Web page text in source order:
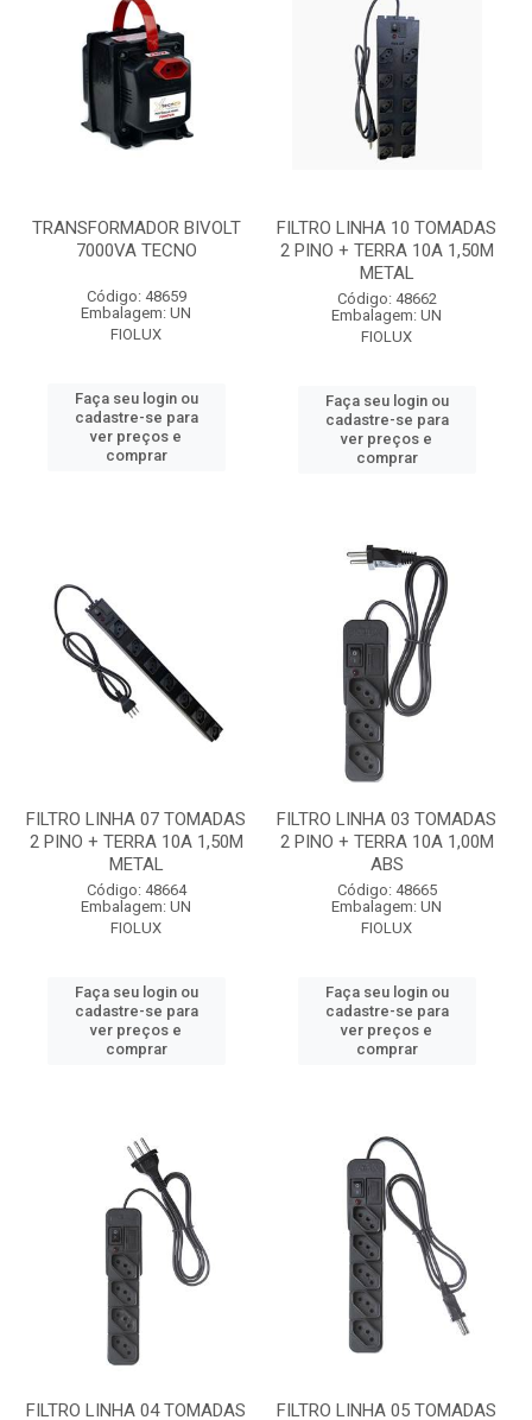
TRANSFORMADOR BIVOLT
7000VA TECNO
Código: 48659
Embalagem: UN
FIOLUX
Faça seu login ou
cadastre-se para
ver preços e
comprar
FILTRO LINHA 10 TOMADAS
2 PINO + TERRA 10A 1,50M
METAL
Código: 48662
Embalagem: UN
FIOLUX
Faça seu login ou
cadastre-se para
ver preços e
comprar
FILTRO LINHA 07 TOMADAS
2 PINO + TERRA 10A 1,50M
METAL
Código: 48664
Embalagem: UN
FIOLUX
Faça seu login ou
cadastre-se para
ver preços e
comprar
FILTRO LINHA 03 TOMADAS
2 PINO + TERRA 10A 1,00M
ABS
Código: 48665
Embalagem: UN
FIOLUX
Faça seu login ou
cadastre-se para
ver preços e
comprar
FILTRO LINHA 04 TOMADAS FILTRO LINHA 05 TOMADAS